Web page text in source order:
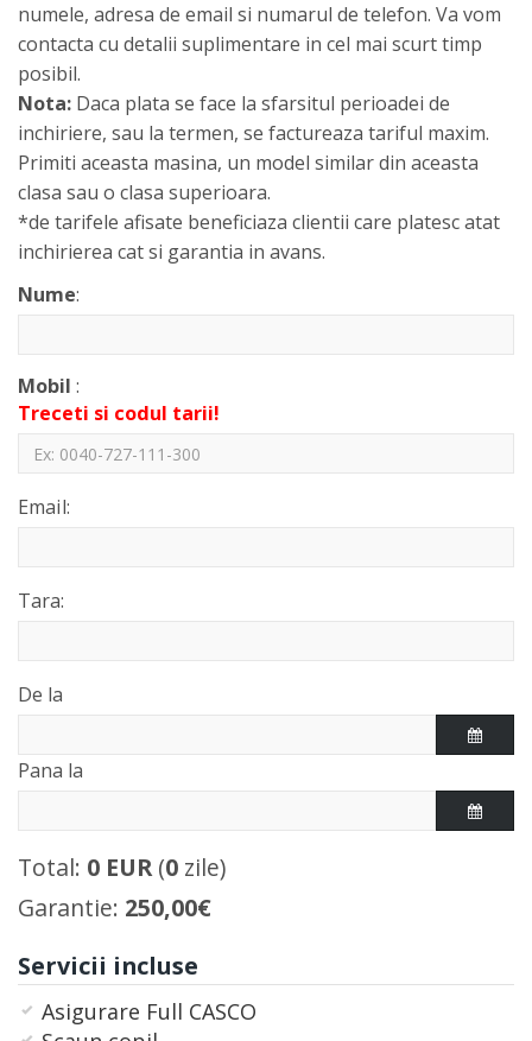
numele, adresa de email si numarul de telefon. Va vom
contacta cu detalii suplimentare in cel mai scurt timp
posibil.
Nota: Daca plata se face la sfarsitul perioadei de
inchiriere, sau la termen, se factureaza tariful maxim.
Primiti aceasta masina, un model similar din aceasta
clasa sau o clasa superioara.
*de tarifele afisate beneficiaza clientii care platesc atat
inchirierea cat si garantia in avans.
Nume:
Mobil :
Treceti si codul tarii!
Email:
Tara:
De la
Pana la
Total: 0 EUR(0 zile)
Garantie: 250,00€
Servicii incluse
Asigurare Full CASCO